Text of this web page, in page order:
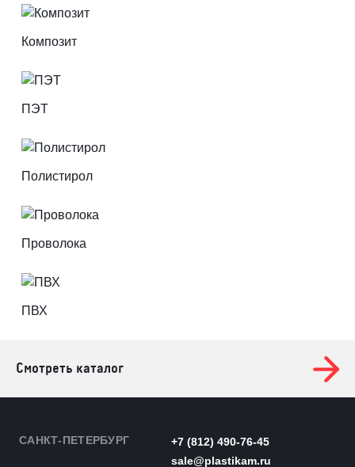
Композит
ПЭТ
Полистирол
Проволока
ПВХ
Смотреть каталог
САНКТ-ПЕТЕРБУРГ
+7 (812) 490-76-45
sale@plastikam.ru